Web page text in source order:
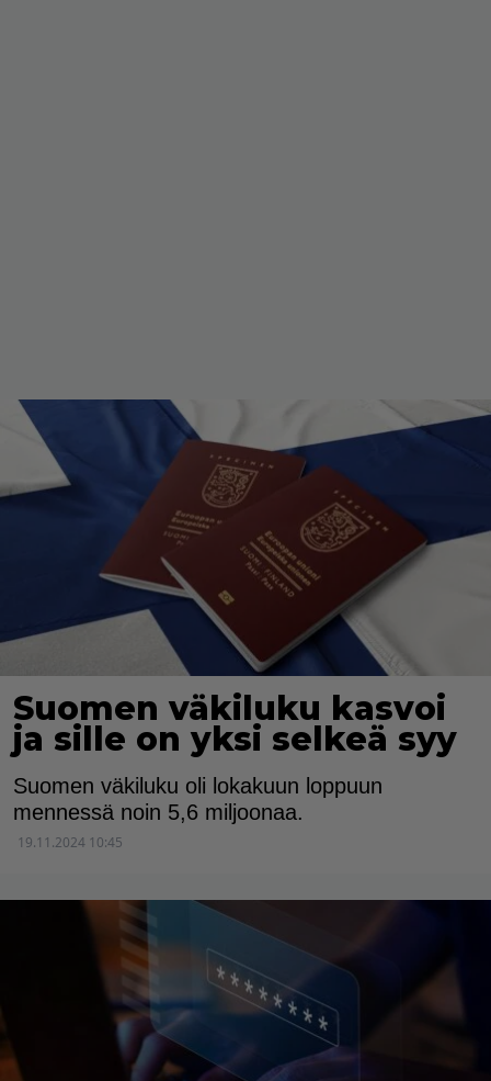
Suomen väkiluku kasvoi
ja sille on yksi selkeä syy
Suomen väkiluku oli lokakuun loppuun
mennessä noin 5,6 miljoonaa.
19.11.2024 10:45